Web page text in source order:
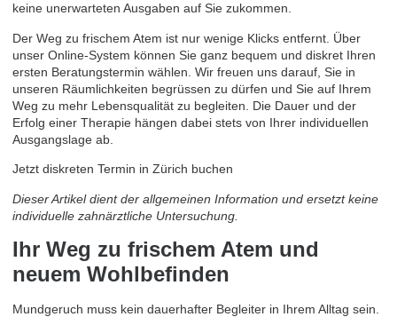
keine unerwarteten Ausgaben auf Sie zukommen.
Der Weg zu frischem Atem ist nur wenige Klicks entfernt. Über
unser Online-System können Sie ganz bequem und diskret Ihren
ersten Beratungstermin wählen. Wir freuen uns darauf, Sie in
unseren Räumlichkeiten begrüssen zu dürfen und Sie auf Ihrem
Weg zu mehr Lebensqualität zu begleiten. Die Dauer und der
Erfolg einer Therapie hängen dabei stets von Ihrer individuellen
Ausgangslage ab.
Jetzt diskreten Termin in Zürich buchen
Dieser Artikel dient der allgemeinen Information und ersetzt keine
individuelle zahnärztliche Untersuchung.
Ihr Weg zu frischem Atem und
neuem Wohlbefinden
Mundgeruch muss kein dauerhafter Begleiter in Ihrem Alltag sein.